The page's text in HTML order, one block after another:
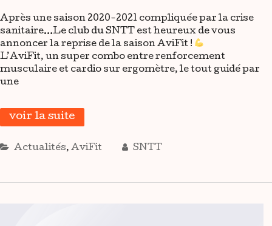
Après une saison 2020-2021 compliquée par la crise
sanitaire…Le club du SNTT est heureux de vous
annoncer la reprise de la saison AviFit !
L’AviFit, un super combo entre renforcement
musculaire et cardio sur ergomètre, le tout guidé par
une
voir la suite
Actualités, AviFit SNTT